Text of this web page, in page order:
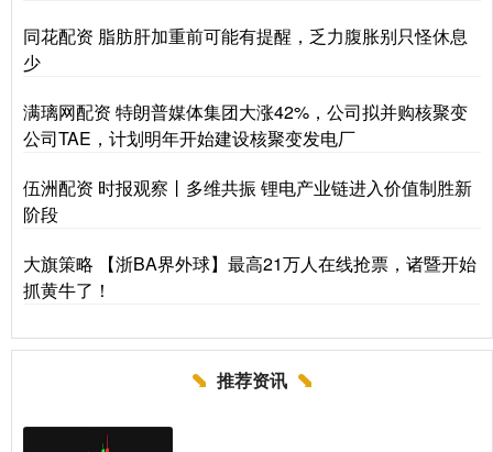
同花配资 脂肪肝加重前可能有提醒，乏力腹胀别只怪休息
少
满璃网配资 特朗普媒体集团大涨42%，公司拟并购核聚变
公司TAE，计划明年开始建设核聚变发电厂
伍洲配资 时报观察丨多维共振 锂电产业链进入价值制胜新
阶段
大旗策略 【浙BA界外球】最高21万人在线抢票，诸暨开始
抓黄牛了！
推荐资讯